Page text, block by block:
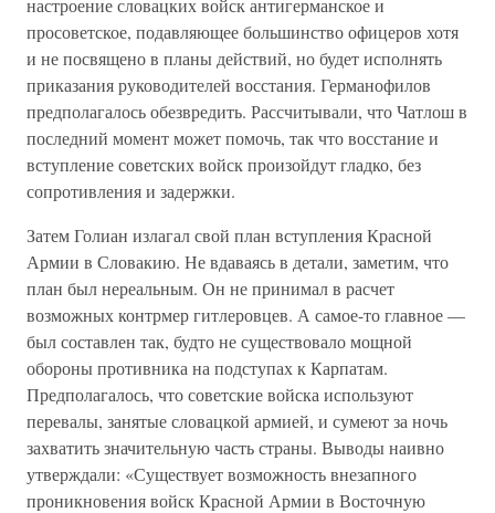
настроение словацких войск антигерманское и
просоветское, подавляющее большинство офицеров хотя
и не посвящено в планы действий, но будет исполнять
приказания руководителей восстания. Германофилов
предполагалось обезвредить. Рассчитывали, что Чатлош в
последний момент может помочь, так что восстание и
вступление советских войск произойдут гладко, без
сопротивления и задержки.
Затем Голиан излагал свой план вступления Красной
Армии в Словакию. Не вдаваясь в детали, заметим, что
план был нереальным. Он не принимал в расчет
возможных контрмер гитлеровцев. А самое-то главное —
был составлен так, будто не существовало мощной
обороны противника на подступах к Карпатам.
Предполагалось, что советские войска используют
перевалы, занятые словацкой армией, и сумеют за ночь
захватить значительную часть страны. Выводы наивно
утверждали: «Существует возможность внезапного
проникновения войск Красной Армии в Восточную